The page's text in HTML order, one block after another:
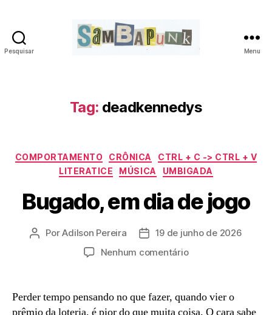
Pesquisar Menu
Tag: deadkennedys
Categorias
COMPORTAMENTO CRÔNICA
CTRL + C -> CTRL + V
LITERATICE
MÚSICA UMBIGADA
Bugado, em dia de jogo
Autor
PorAdilson Pereira
Data19 de junho de 2026
Nenhum comentárioem
dia
Perder tempo pensando no que fazer, quando vier o